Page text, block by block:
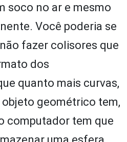
soco no ar e mesmo
Você poderia se
fazer colisores que
dos
quanto mais curvas,
geométrico tem,
computador tem que